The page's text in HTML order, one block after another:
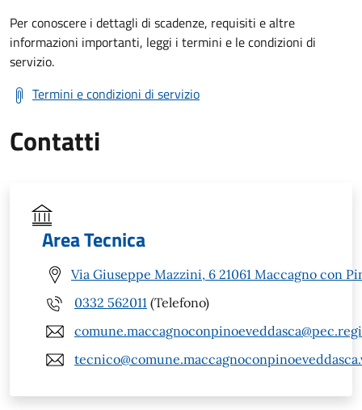
Per conoscere i dettagli di scadenze, requisiti e altre
informazioni importanti, leggi i termini e le condizioni di
servizio.
Termini e condizioni di servizio
Contatti
Area Tecnica
Via Giuseppe Mazzini, 6 21061 Maccagno con
0332 562011 (Telefono)